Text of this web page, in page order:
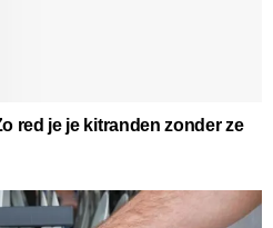
red je je kitranden zonder ze